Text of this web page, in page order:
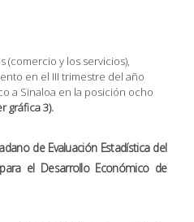
(comercio y los servicios),
en el III trimestre del año
a Sinaloa en la posición ocho
gráfica 3).
de Evaluación Estadística del
el Desarrollo Económico de